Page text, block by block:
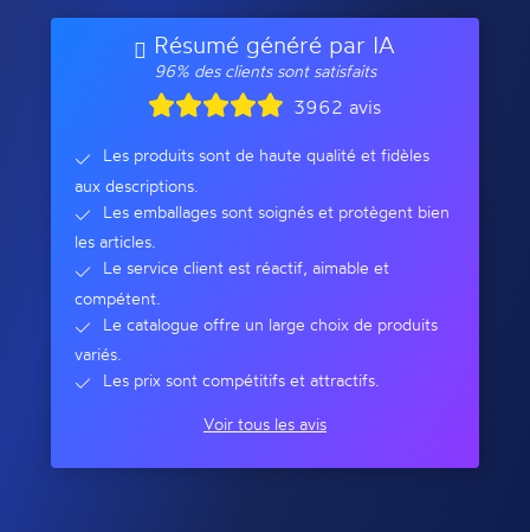
Résumé généré par IA
96% des clients sont satisfaits
3962 avis
Les produits sont de haute qualité et fidèles
aux descriptions.
Les emballages sont soignés et protègent bien
les articles.
Le service client est réactif, aimable et
compétent.
Le catalogue offre un large choix de produits
variés.
Les prix sont compétitifs et attractifs.
Voir tous les avis